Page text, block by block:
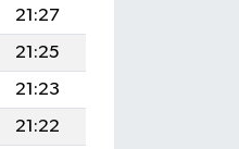
21:27
21:25
21:23
21:22